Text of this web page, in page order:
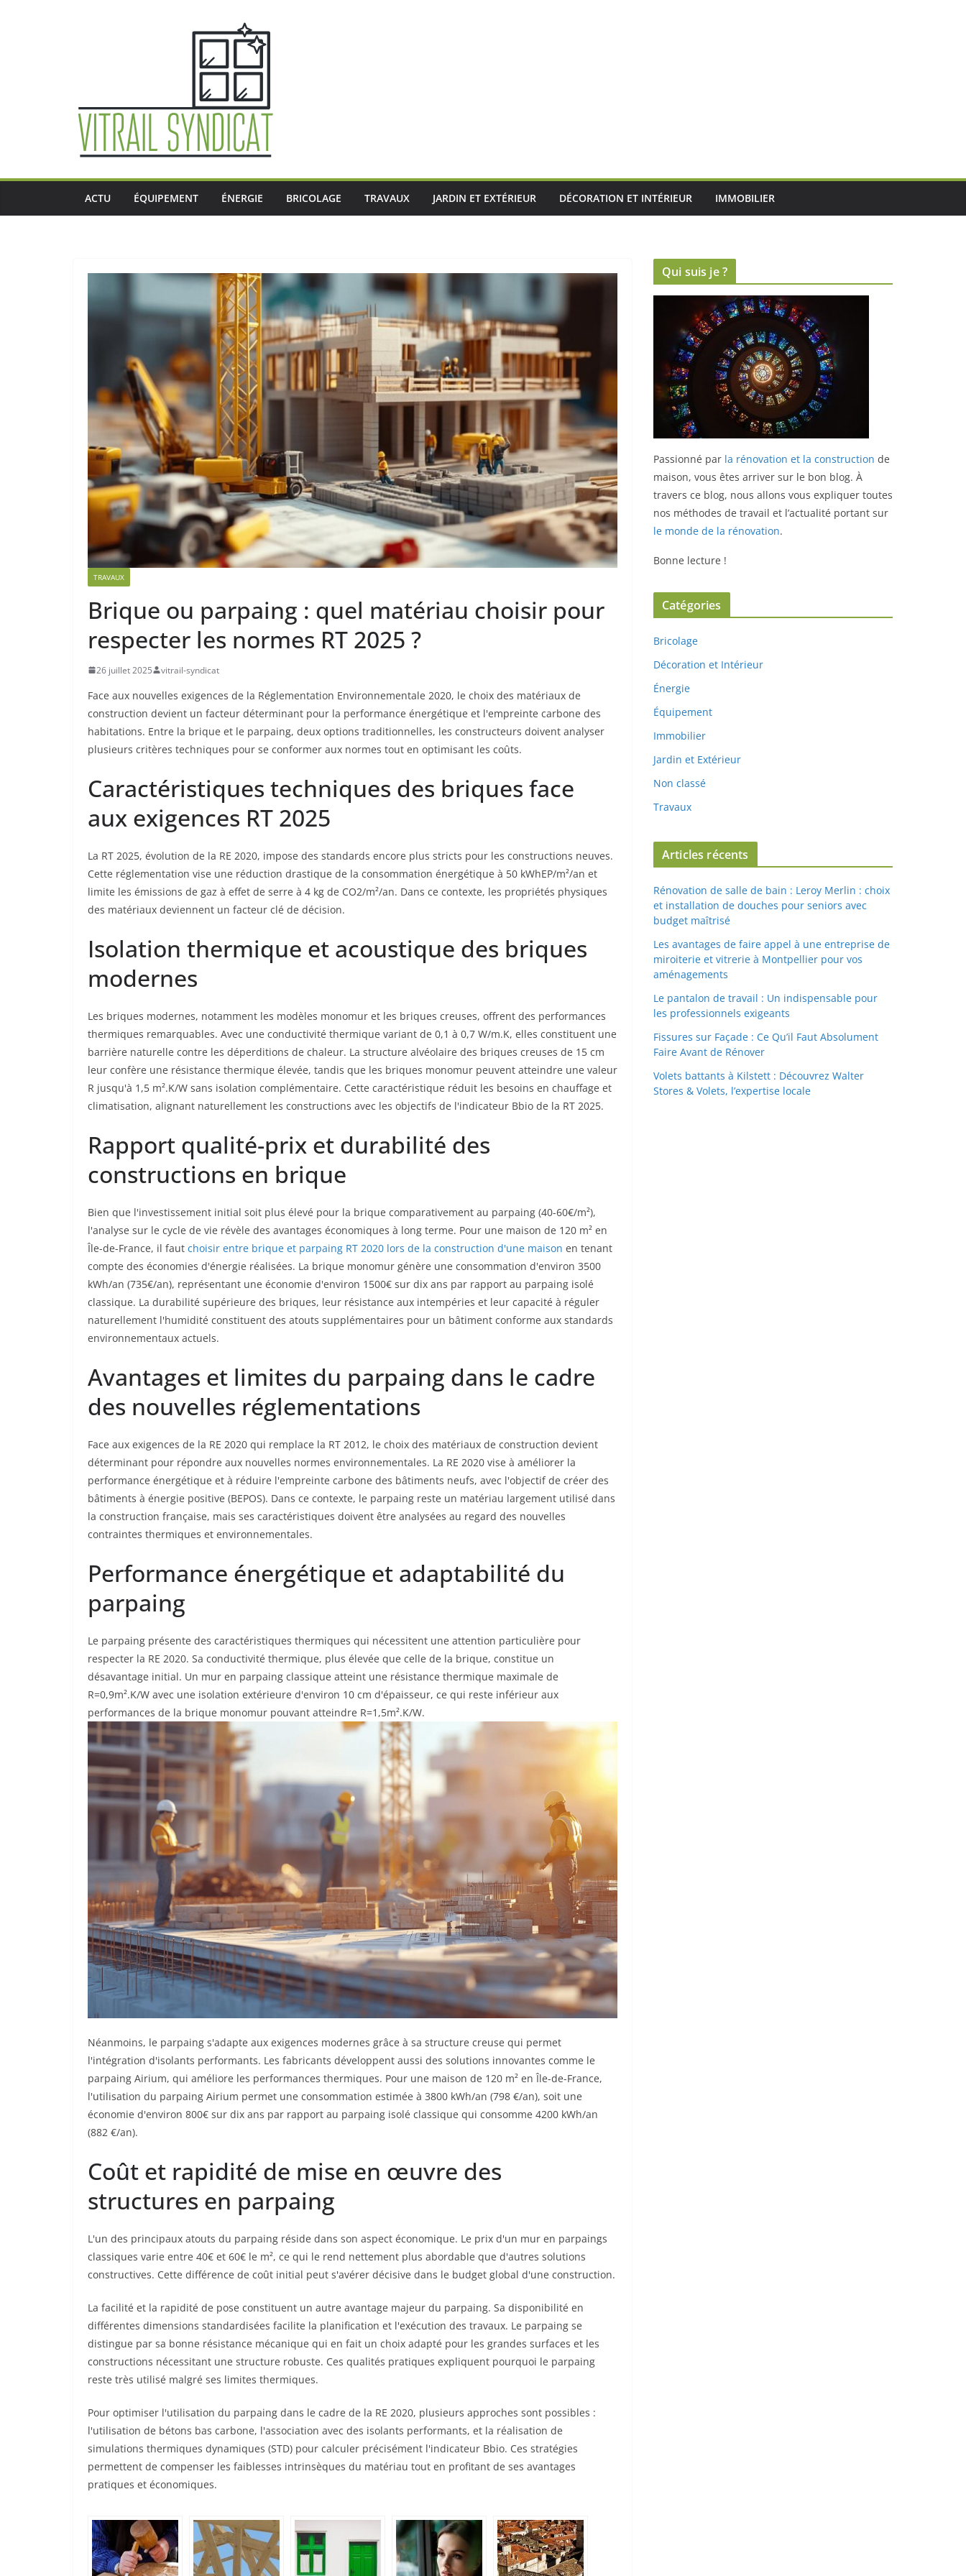
ACTU ÉQUIPEMENT ÉNERGIE BRICOLAGE TRAVAUX JARDIN ET EXTÉRIEUR DÉCORATION ET INTÉRIEUR IMMOBILIER
TRAVAUX
Brique ou parpaing : quel matériau choisir pour
respecter les normes RT 2025 ?
26 juillet 2025 vitrail-syndicat
Face aux nouvelles exigences de la Réglementation Environnementale 2020, le choix des matériaux de
construction devient un facteur déterminant pour la performance énergétique et l'empreinte carbone des
habitations. Entre la brique et le parpaing, deux options traditionnelles, les constructeurs doivent analyser
plusieurs critères techniques pour se conformer aux normes tout en optimisant les coûts.
Caractéristiques techniques des briques face
aux exigences RT 2025
La RT 2025, évolution de la RE 2020, impose des standards encore plus stricts pour les constructions neuves.
Cette réglementation vise une réduction drastique de la consommation énergétique à 50 kWhEP/m²/an et
limite les émissions de gaz à effet de serre à 4 kg de CO2/m²/an. Dans ce contexte, les propriétés physiques
des matériaux deviennent un facteur clé de décision.
Isolation thermique et acoustique des briques
modernes
Les briques modernes, notamment les modèles monomur et les briques creuses, offrent des performances
thermiques remarquables. Avec une conductivité thermique variant de 0,1 à 0,7 W/m.K, elles constituent une
barrière naturelle contre les déperditions de chaleur. La structure alvéolaire des briques creuses de 15 cm
leur confère une résistance thermique élevée, tandis que les briques monomur peuvent atteindre une valeur
R jusqu'à 1,5 m².K/W sans isolation complémentaire. Cette caractéristique réduit les besoins en chauffage et
climatisation, alignant naturellement les constructions avec les objectifs de l'indicateur Bbio de la RT 2025.
Rapport qualité-prix et durabilité des
constructions en brique
Bien que l'investissement initial soit plus élevé pour la brique comparativement au parpaing (40-60€/m²),
l'analyse sur le cycle de vie révèle des avantages économiques à long terme. Pour une maison de 120 m² en
Île-de-France, il faut choisir entre brique et parpaing RT 2020 lors de la construction d'une maison en tenant
compte des économies d'énergie réalisées. La brique monomur génère une consommation d'environ 3500
kWh/an (735€/an), représentant une économie d'environ 1500€ sur dix ans par rapport au parpaing isolé
classique. La durabilité supérieure des briques, leur résistance aux intempéries et leur capacité à réguler
naturellement l'humidité constituent des atouts supplémentaires pour un bâtiment conforme aux standards
environnementaux actuels.
Avantages et limites du parpaing dans le cadre
des nouvelles réglementations
Face aux exigences de la RE 2020 qui remplace la RT 2012, le choix des matériaux de construction devient
déterminant pour répondre aux nouvelles normes environnementales. La RE 2020 vise à améliorer la
performance énergétique et à réduire l'empreinte carbone des bâtiments neufs, avec l'objectif de créer des
bâtiments à énergie positive (BEPOS). Dans ce contexte, le parpaing reste un matériau largement utilisé dans
la construction française, mais ses caractéristiques doivent être analysées au regard des nouvelles
contraintes thermiques et environnementales.
Performance énergétique et adaptabilité du
parpaing
Le parpaing présente des caractéristiques thermiques qui nécessitent une attention particulière pour
respecter la RE 2020. Sa conductivité thermique, plus élevée que celle de la brique, constitue un
désavantage initial. Un mur en parpaing classique atteint une résistance thermique maximale de
R=0,9m².K/W avec une isolation extérieure d'environ 10 cm d'épaisseur, ce qui reste inférieur aux
performances de la brique monomur pouvant atteindre R=1,5m².K/W.
Néanmoins, le parpaing s'adapte aux exigences modernes grâce à sa structure creuse qui permet
l'intégration d'isolants performants. Les fabricants développent aussi des solutions innovantes comme le
parpaing Airium, qui améliore les performances thermiques. Pour une maison de 120 m² en Île-de-France,
l'utilisation du parpaing Airium permet une consommation estimée à 3800 kWh/an (798 €/an), soit une
économie d'environ 800€ sur dix ans par rapport au parpaing isolé classique qui consomme 4200 kWh/an
(882 €/an).
Coût et rapidité de mise en œuvre des
structures en parpaing
L'un des principaux atouts du parpaing réside dans son aspect économique. Le prix d'un mur en parpaings
classiques varie entre 40€ et 60€ le m², ce qui le rend nettement plus abordable que d'autres solutions
constructives. Cette différence de coût initial peut s'avérer décisive dans le budget global d'une construction.
La facilité et la rapidité de pose constituent un autre avantage majeur du parpaing. Sa disponibilité en
différentes dimensions standardisées facilite la planification et l'exécution des travaux. Le parpaing se
distingue par sa bonne résistance mécanique qui en fait un choix adapté pour les grandes surfaces et les
constructions nécessitant une structure robuste. Ces qualités pratiques expliquent pourquoi le parpaing
reste très utilisé malgré ses limites thermiques.
Pour optimiser l'utilisation du parpaing dans le cadre de la RE 2020, plusieurs approches sont possibles :
l'utilisation de bétons bas carbone, l'association avec des isolants performants, et la réalisation de
simulations thermiques dynamiques (STD) pour calculer précisément l'indicateur Bbio. Ces stratégies
permettent de compenser les faiblesses intrinsèques du matériau tout en profitant de ses avantages
pratiques et économiques.
Qui suis je ?
Passionné par la rénovation et la construction de
maison, vous êtes arriver sur le bon blog. À
travers ce blog, nous allons vous expliquer toutes
nos méthodes de travail et l’actualité portant sur
le monde de la rénovation.
Bonne lecture !
Catégories
Bricolage
Décoration et Intérieur
Énergie
Équipement
Immobilier
Jardin et Extérieur
Non classé
Travaux
Articles récents
Rénovation de salle de bain : Leroy Merlin : choix
et installation de douches pour seniors avec
budget maîtrisé
Les avantages de faire appel à une entreprise de
miroiterie et vitrerie à Montpellier pour vos
aménagements
Le pantalon de travail : Un indispensable pour
les professionnels exigeants
Fissures sur Façade : Ce Qu’il Faut Absolument
Faire Avant de Rénover
Volets battants à Kilstett : Découvrez Walter
Stores & Volets, l’expertise locale